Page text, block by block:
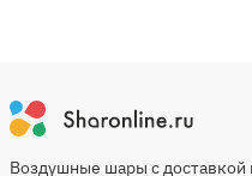
Воздушные шары с доставкой